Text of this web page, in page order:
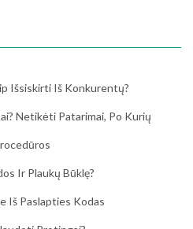
Išsiskirti Iš Konkurentų?
Netikėti Patarimai, Po Kurių
Ir Plaukų Būklę?
Iš Paslapties Kodas